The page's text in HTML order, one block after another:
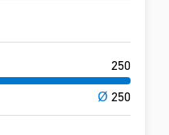
Ø 250
250